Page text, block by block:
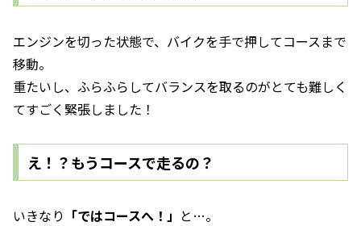
エンジンを切った状態で、バイクを手で押してコースまで
移動。
重たいし、ふらふらしてバランスを取るのがとても難しく
てすごく緊張しました！
え！？もうコースで走るの？
いきなり 「ではコースへ！」 と…。